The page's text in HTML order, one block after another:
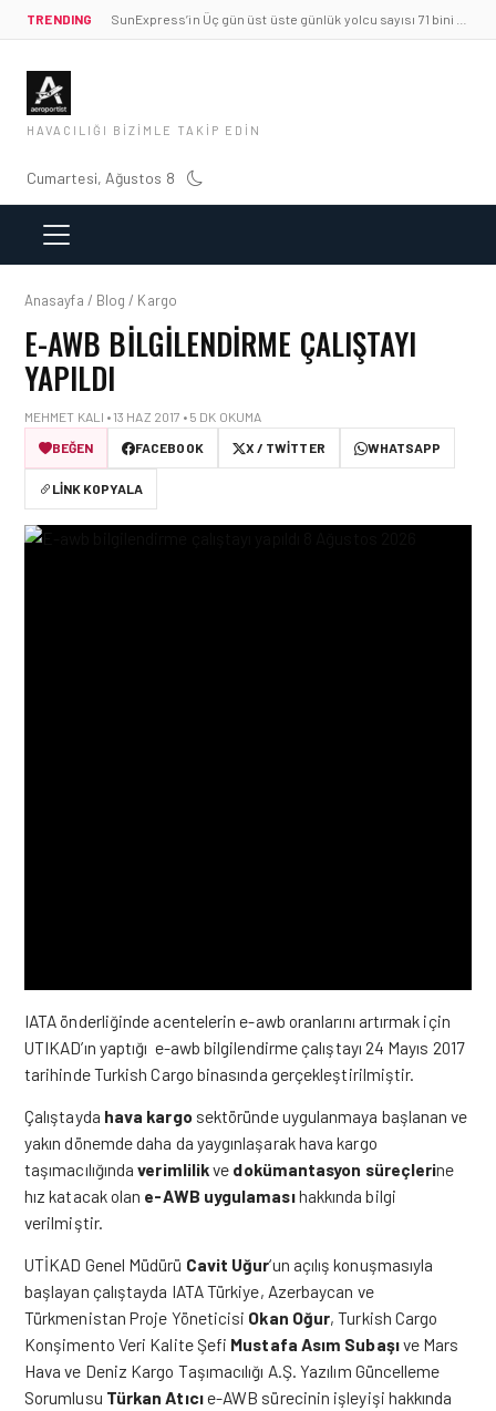
TRENDING
HAVACILIĞI BIZIMLE TAKIP EDIN
Cumartesi, Ağustos 8
Anasayfa / Blog / Kargo
E-AWB BILGILENDIRME ÇALIŞTAYI
YAPILDI
MEHMET KALI • 13 HAZ 2017 • 5 DK OKUMA
BEĞEN
FACEBOOK X / TWITTER WHATSAPP
LINK KOPYALA
IATA önderliğinde acentelerin e-awb oranlarını artırmak için
UTIKAD’ın yaptığı e-awb bilgilendirme çalıştayı 24 Mayıs 2017
tarihinde Turkish Cargo binasında gerçekleştirilmiştir.
Çalıştayda hava kargosektöründe uygulanmaya başlanan ve
yakın dönemde daha da yaygınlaşarak hava kargo
taşımacılığındaverimlilikve dokümantasyon süreçlerine
hız katacak olan e-AWB uygulamasıhakkında bilgi
verilmiştir.
UTİKAD Genel Müdürü Cavit Uğur‘un açılış konuşmasıyla
başlayan çalıştayda IATA Türkiye, Azerbaycan ve
Türkmenistan Proje Yöneticisi Okan Oğur, Turkish Cargo
Konşimento Veri Kalite Şefi Mustafa Asım Subaşıve Mars
Hava ve Deniz Kargo Taşımacılığı A.Ş. Yazılım Güncelleme
Sorumlusu Türkan Atıcıe-AWB sürecinin işleyişi hakkında